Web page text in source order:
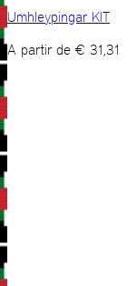
Umhleypingar KIT
A partir de € 31,31